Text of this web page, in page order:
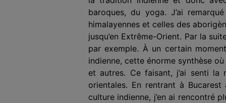
baroques, du yoga. J’ai
himalayennes et celles des
jusqu’en Extrême-Orient. Par la
par exemple. À un certain
indienne, cette énorme synthèse
et autres. Ce faisant, j’ai senti
orientales. En rentrant à
culture indienne, j’en ai rencontré